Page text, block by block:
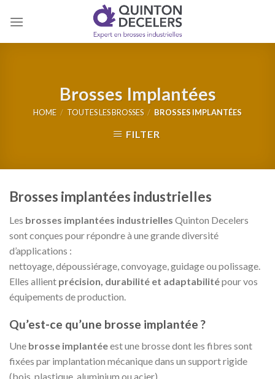
Brosses Implantées
HOME / TOUTES LES BROSSES / BROSSES IMPLANTÉES
FILTER
Brosses implantées industrielles
Les brosses implantées industrielles Quinton Decelers
sont conçues pour répondre à une grande diversité
d’applications :
nettoyage, dépoussiérage, convoyage, guidage ou polissage.
Elles allient précision, durabilité et adaptabilitépour vos
équipements de production.
Qu’est-ce qu’une brosse implantée ?
Une brosse implantéeest une brosse dont les fibres sont
fixées par implantation mécanique dans un support rigide
(bois, plastique, aluminium ou acier).